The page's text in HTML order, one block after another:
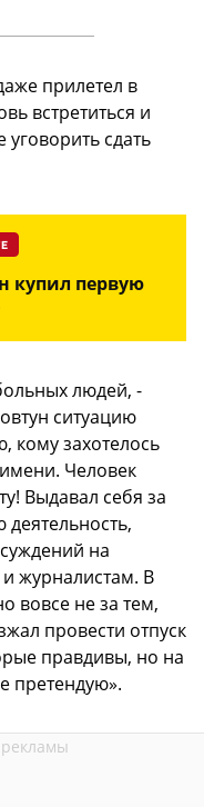
прилетел в
встретиться и
сдать
купил первую
людей, -
ситуацию
кому захотелось
Человек
Выдавал себя за
на
журналистам. В
вовсе не за тем,
провести отпуск
правдивы, но на
претендую».